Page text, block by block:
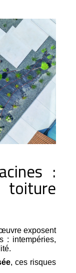
:
toiture
exposent
: intempéries,
, ces risques